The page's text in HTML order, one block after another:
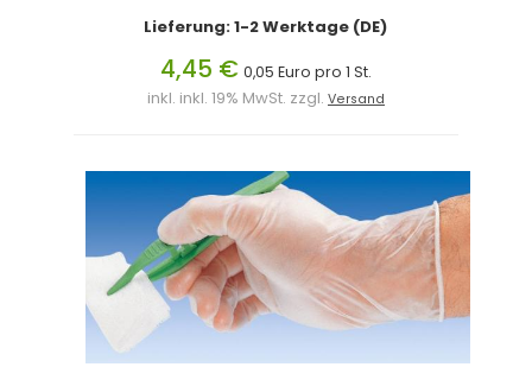
Lieferung: 1-2 Werktage (DE)
4,45 € 0,05 Euro pro 1 St.
inkl. inkl. 19% MwSt. zzgl. Versand